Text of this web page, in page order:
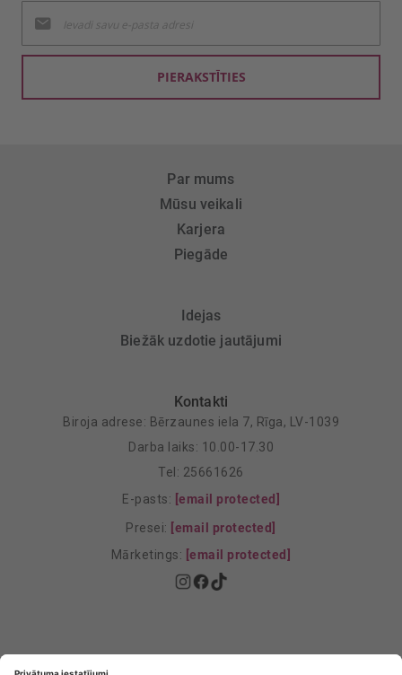
jaunumu
saņemšanai:
PIERAKSTĪTIES
Par mums
Mūsu veikali
Karjera
Piegāde
Idejas
Biežāk uzdotie jautājumi
Kontakti
Biroja adrese: Bērzaunes iela 7, Rīga, LV-1039
Darba laiks: 10.00-17.30
Tel: 25661626
E-pasts: [email protected]
Presei: [email protected]
Mārketings: [email protected]